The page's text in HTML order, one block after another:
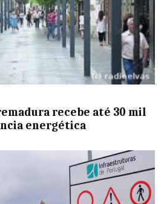
recebe até 30 mil
energética